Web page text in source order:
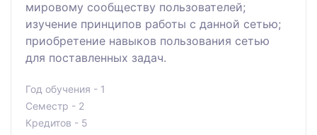
мировому сообществу пользователей;
изучение принципов работы с данной сетью;
приобретение навыков пользования сетью
для поставленных задач.
Год обучения - 1
Семестр - 2
Кредитов - 5